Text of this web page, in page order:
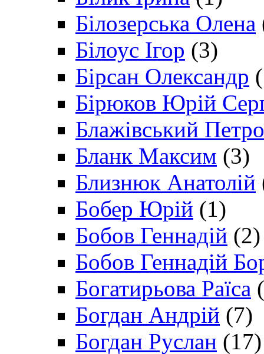
Білозерська Олена
Білоус Ігор (3)
Бірсан Олександр
Бірюков Юрій
Блажівський Петро
Бланк Максим (3)
Близнюк Анатолій
Бобер Юрій (1)
Бобов Геннадій (2)
Бобов Геннадій
Богатирьова Раїса
Богдан Андрій (7)
Богдан Руслан (17)